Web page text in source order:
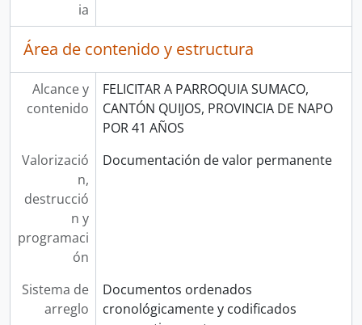
ia
Área de contenido y estructura
Alcance y
contenido
FELICITAR A PARROQUIA SUMACO,
CANTÓN QUIJOS, PROVINCIA DE NAPO
POR 41 AÑOS
Valorizació
n,
destrucció
n y
programaci
ón
Documentación de valor permanente
Sistema de
arreglo
Documentos ordenados
cronológicamente y codificados